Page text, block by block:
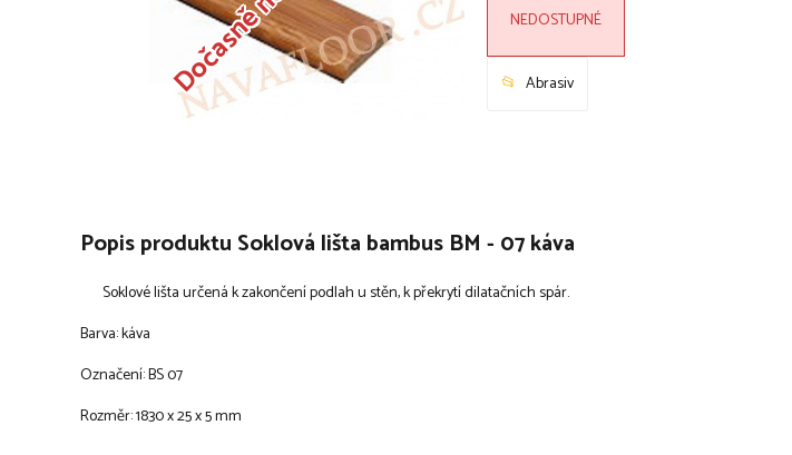
NEDOSTUPNÉ
Abrasiv
Popis produktu Soklová lišta bambus BM - 07 káva
Soklové lišta určená k zakončení podlah u stěn, k překrytí dilatačních spár.
Barva: káva
Označení: BS 07
Rozměr: 1830 x 25 x 5 mm